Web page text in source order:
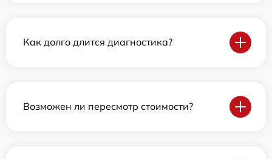
Как долго длится диагностика?
Возможен ли пересмотр стоимости?